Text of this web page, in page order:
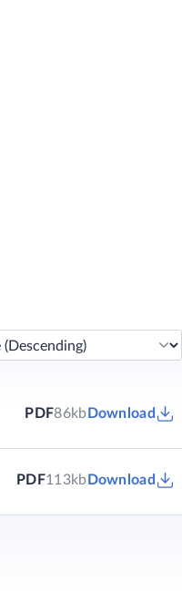
PDF86kb Download
PDF113kb Download